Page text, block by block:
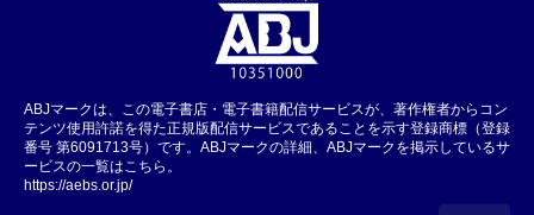
ABJマークは、この電子書店・電子書籍配信サービスが、著作権者からコン
テンツ使用許諾を得た正規版配信サービスであることを示す登録商標（登録
番号 第6091713号）です。ABJマークの詳細、ABJマークを掲示しているサ
ービスの一覧はこちら。
https://aebs.or.jp/